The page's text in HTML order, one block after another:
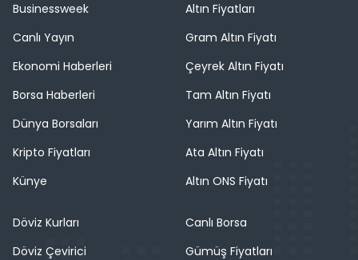
Businessweek
Canlı Yayın
Ekonomi Haberleri
Borsa Haberleri
Dünya Borsaları
Kripto Fiyatları
Künye
Altın Fiyatları
Gram Altın Fiyatı
Çeyrek Altın Fiyatı
Tam Altın Fiyatı
Yarım Altın Fiyatı
Ata Altın Fiyatı
Altın ONS Fiyatı
Döviz Kurları
Döviz Çevirici
Canlı Borsa
Gümüş Fiyatları